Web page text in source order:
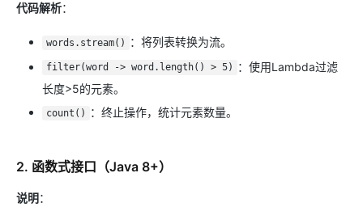
代码解析：
words.stream() ：将列表转换为流。
filter(word -> word.length() > 5)
：使用Lambda过滤
长度>5的元素。
count() ：终止操作，统计元素数量。
2. 函数式接口（Java 8+）
说明：